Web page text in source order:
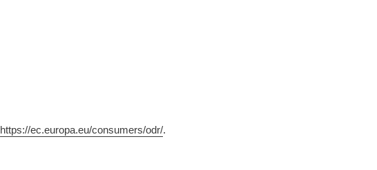
https://ec.europa.eu/consumers/odr/.